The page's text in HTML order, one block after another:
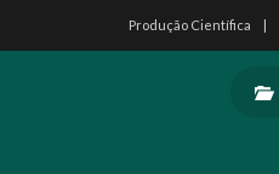
Produção Científica